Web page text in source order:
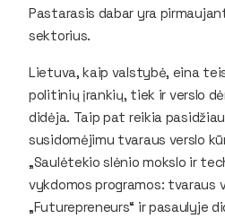
Pastarasis dabar yra
sektorius.
Lietuva, kaip valstybė, eina
politinių įrankių, tiek ir verslo
didėja. Taip pat reikia
susidomėjimu tvaraus verslo
„Saulėtekio slėnio mokslo ir
vykdomos programos: tvaraus
„Futurepreneurs“ ir pasaulyje